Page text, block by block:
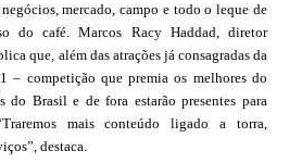
mercado, campo e todo o leque de
do café. Marcos Racy Haddad, diretor
que, além das atrações já consagradas da
– competição que premia os melhores do
do Brasil e de fora estarão presentes para
mais conteúdo ligado a torra,
destaca.